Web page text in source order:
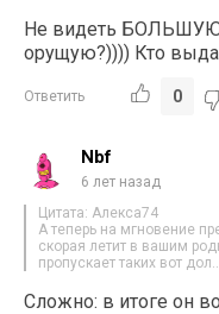
Не видеть
орущую?)))) Кто
Ответить 0
Nbf
6 лет назад
Цитата: Алекса74
А теперь на мгновение
скорая летит в вашим
пропускает таких вот
Сложно: в итоге он